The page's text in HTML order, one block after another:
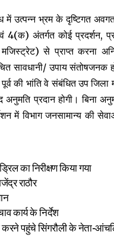
उत्पन्न भ्रम के दृष्टिगत अवगत
अंतर्गत कोई प्रदर्शन,
से प्राप्त करना
सावधानी/ उपाय संतोषजनक
की भांति वे संबंधित उप
अनुमति प्रदान होगी। बिना
में विभाग जनसामान्य की
का निरीक्षण किया गया
राठौर
कार्य के निर्देश
करने पहुंचे सिंगरौली के नेता-